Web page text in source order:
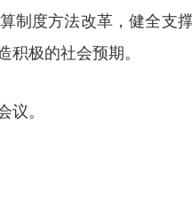
制度方法改革，健全
极的社会预期。
。